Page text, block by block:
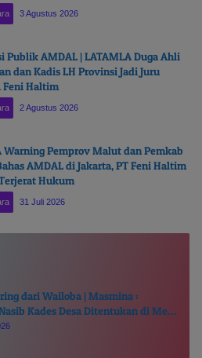
3 Agustus 2026
Publik AMDAL | LATAMLA Duga Ahli
dan Kadis LH Provinsi Jadi Juru
Feni Haltim
2 Agustus 2026
Warning Pemprov Malut dan Pemkab
AMDAL di Jakarta, PT Feni Haltim
Hukum
31 Juli 2026
dari Wailoba | Masmina :
Kades Desa Ditentukan di Meja